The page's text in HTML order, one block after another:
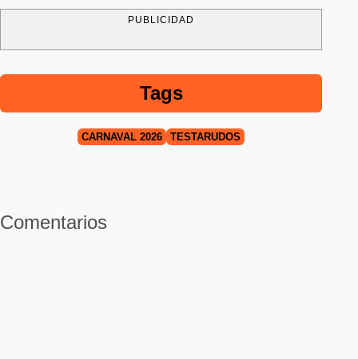
PUBLICIDAD
Tags
CARNAVAL 2026 TESTARUDOS
Comentarios